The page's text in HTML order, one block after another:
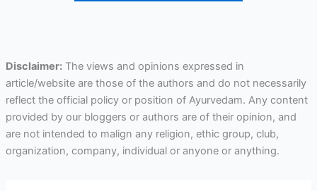
Disclaimer:The views and opinions expressed in
article/website are those of the authors and do not necessarily
reflect the official policy or position of Ayurvedam. Any content
provided by our bloggers or authors are of their opinion, and
are not intended to malign any religion, ethic group, club,
organization, company, individual or anyone or anything.